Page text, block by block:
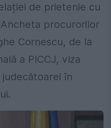
de prietenie cu
procurorilor
Cornescu, de la
a PICCJ, viza
în